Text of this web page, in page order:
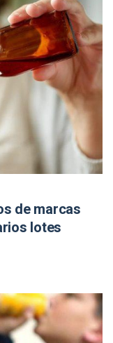
de marcas
lotes